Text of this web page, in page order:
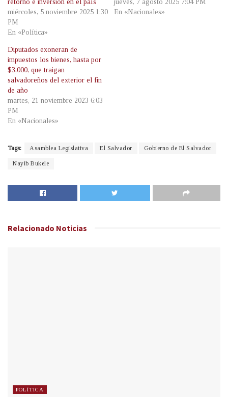
retorno e inversión en el país
miércoles, 5 noviembre 2025 1:30
PM
En «Política»
jueves, 7 agosto 2025 7:04 PM
En «Nacionales»
Diputados exoneran de
impuestos los bienes, hasta por
$3,000, que traigan
salvadoreños del exterior el fin
de año
martes, 21 noviembre 2023 6:03
PM
En «Nacionales»
Tags: Asamblea Legislativa El Salvador Gobierno de El Salvador
Nayib Bukele
Relacionado Noticias
POLÍTICA